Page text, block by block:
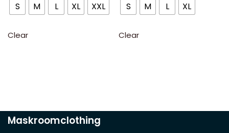
S M L XL XXL
Clear
S M L XL
Clear
Maskroomclothing